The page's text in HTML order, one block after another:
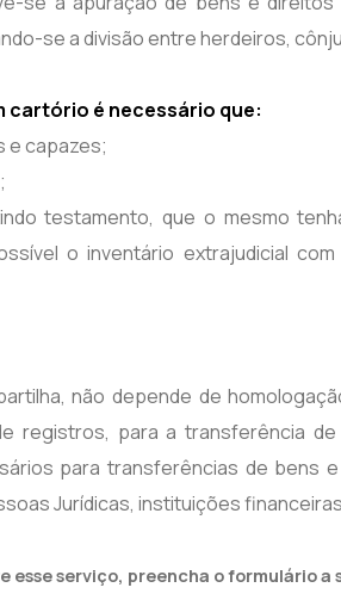
se a divisão entre herdeiros,
cartório é necessário que:
e capazes;
testamento, que o mesmo
o inventário extrajudicial
não depende de
registros, para a transferência
para transferências de bens e
Jurídicas, instituições
esse serviço, preencha o formulário a